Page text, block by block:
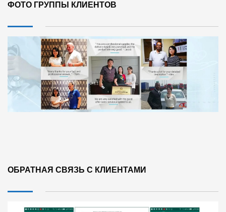
ФОТО ГРУППЫ КЛИЕНТОВ
ОБРАТНАЯ СВЯЗЬ С КЛИЕНТАМИ